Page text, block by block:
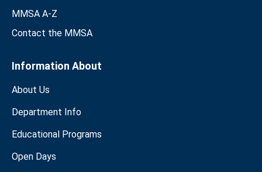
MMSA A-Z
Contact the MMSA
Information About
About Us
Department Info
Educational Programs
Open Days